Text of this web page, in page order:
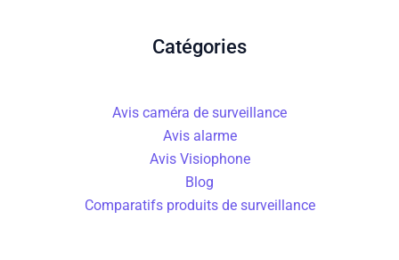
Catégories
Avis caméra de surveillance
Avis alarme
Avis Visiophone
Blog
Comparatifs produits de surveillance